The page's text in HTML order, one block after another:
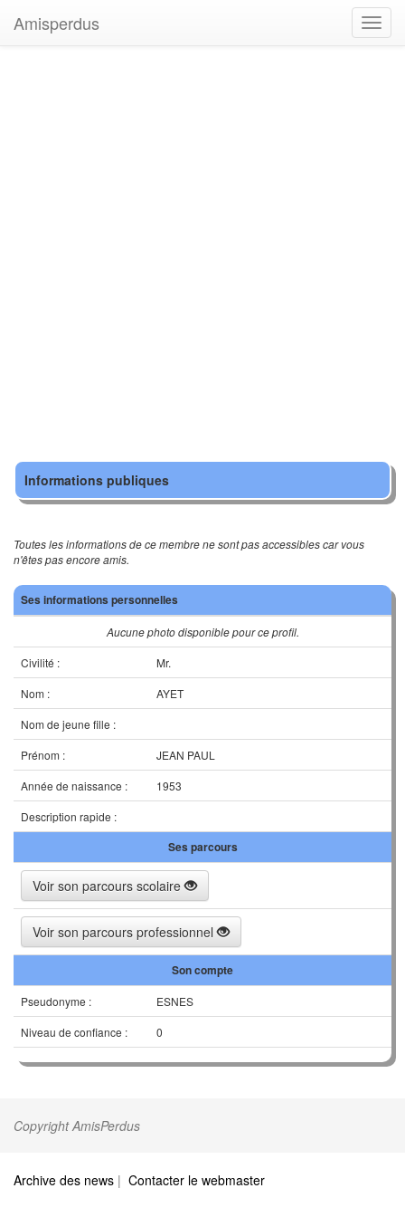
Amisperdus
Informations publiques
Toutes les informations de ce membre ne sont pas accessibles car vous
n'êtes pas encore amis.
Ses informations personnelles
Aucune photo disponible pour ce profil.
Civilité :
Mr.
Nom :
AYET
Nom de jeune fille :
Prénom :
JEAN PAUL
Année de naissance :
1953
Description rapide :
Ses parcours
Voir son parcours scolaire
Voir son parcours professionnel
Son compte
Pseudonyme :
ESNES
Niveau de confiance :
0
Copyright AmisPerdus
Archive des news | Contacter le webmaster